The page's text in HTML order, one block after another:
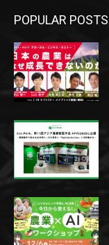
POPULAR POSTS